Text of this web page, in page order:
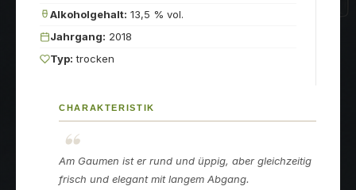
Alkoholgehalt: 13,5 % vol.
Jahrgang: 2018
Typ: trocken
CHARAKTERISTIK
Am Gaumen ist er rund und üppig, aber gleichzeitig
frisch und elegant mit langem Abgang.